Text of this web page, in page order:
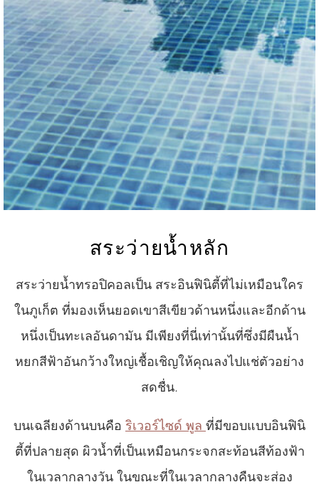
สระว่ายน้ำหลัก
สระว่ายน้ำทรอปิคอลเป็น สระอินฟินิตี้ที่ไม่เหมือนใคร
ในภูเก็ต ที่มองเห็นยอดเขาสีเขียวด้านหนึ่งและอีกด้าน
หนึ่งเป็นทะเลอันดามัน มีเพียงที่นี่เท่านั้นที่ซึ่งมีผืนน้ำ
หยกสีฟ้าอันกว้างใหญ่เชื้อเชิญให้คุณลงไปแช่ตัวอย่าง
สดชื่น.
บนเฉลียงด้านบนคือ ริเวอร์ไซด์ พูล ที่มีขอบแบบอินฟินิ
ตี้ที่ปลายสุด ผิวน้ำที่เป็นเหมือนกระจกสะท้อนสีท้องฟ้า
ในเวลากลางวัน ในขณะที่ในเวลากลางคืนจะส่อง